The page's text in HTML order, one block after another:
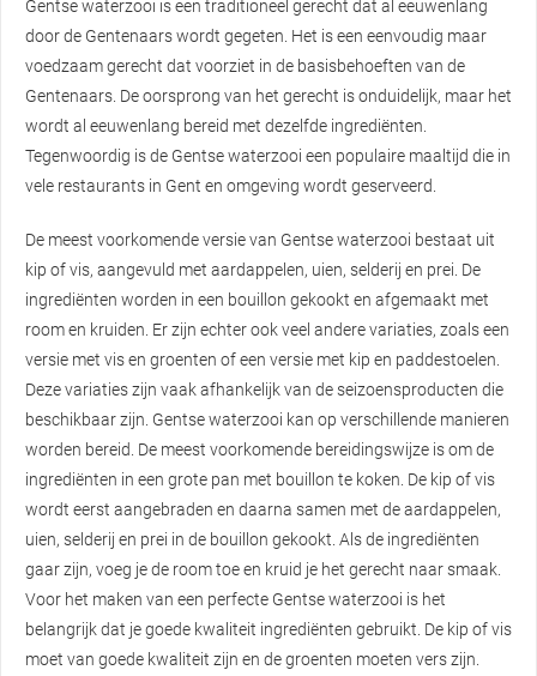
Gentse waterzooi is een traditioneel gerecht dat al eeuwenlang
door de Gentenaars wordt gegeten. Het is een eenvoudig maar
voedzaam gerecht dat voorziet in de basisbehoeften van de
Gentenaars. De oorsprong van het gerecht is onduidelijk, maar het
wordt al eeuwenlang bereid met dezelfde ingrediënten.
Tegenwoordig is de Gentse waterzooi een populaire maaltijd die in
vele restaurants in Gent en omgeving wordt geserveerd.
De meest voorkomende versie van Gentse waterzooi bestaat uit
kip of vis, aangevuld met aardappelen, uien, selderij en prei. De
ingrediënten worden in een bouillon gekookt en afgemaakt met
room en kruiden. Er zijn echter ook veel andere variaties, zoals een
versie met vis en groenten of een versie met kip en paddestoelen.
Deze variaties zijn vaak afhankelijk van de seizoensproducten die
beschikbaar zijn. Gentse waterzooi kan op verschillende manieren
worden bereid. De meest voorkomende bereidingswijze is om de
ingrediënten in een grote pan met bouillon te koken. De kip of vis
wordt eerst aangebraden en daarna samen met de aardappelen,
uien, selderij en prei in de bouillon gekookt. Als de ingrediënten
gaar zijn, voeg je de room toe en kruid je het gerecht naar smaak.
Voor het maken van een perfecte Gentse waterzooi is het
belangrijk dat je goede kwaliteit ingrediënten gebruikt. De kip of vis
moet van goede kwaliteit zijn en de groenten moeten vers zijn.